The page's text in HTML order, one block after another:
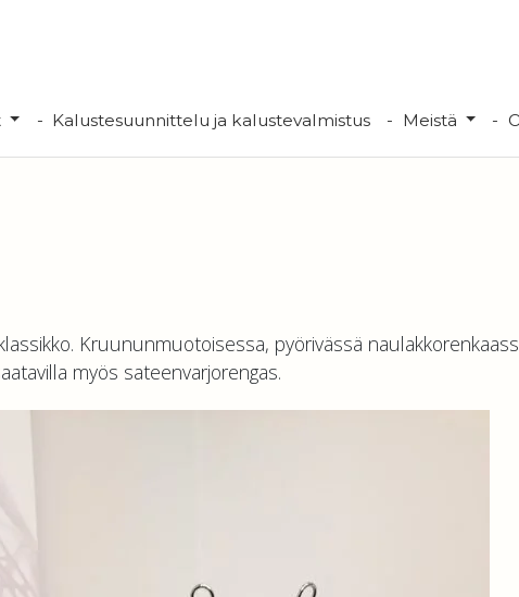
Kalustesuunnittelu ja kalustevalmistus Meistä
Kruununmuotoisessa, pyörivässä
myös sateenvarjorengas.